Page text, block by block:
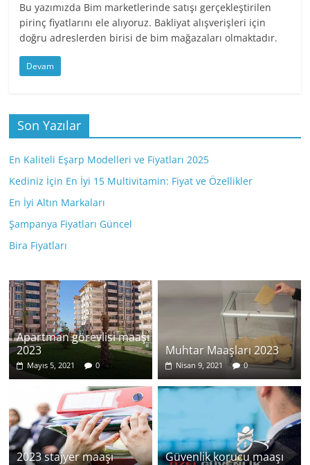
Bu yazımızda Bim marketlerinde satışı gerçekleştirilen
pirinç fiyatlarını ele alıyoruz. Bakliyat alışverişleri için
doğru adreslerden birisi de bim mağazaları olmaktadır.
Devam
Son Yazılar
En Kaliteli Eşarp Modelleri ve Fiyatları 2025
Kediniz İçin En İyi 15 Multivitamin: Fiyat ve Özellikler
En İyi Altın Markaları
Şampanya Fiyatları Güncel
Bira Fiyatları
Apartman görevlisi maaşı
2023
Mayıs 5, 2021 0
Muhtar Maaşları 2023
Nisan 9, 2021 0
2023 stajyer maaşı Güvenlik korucu maaşı